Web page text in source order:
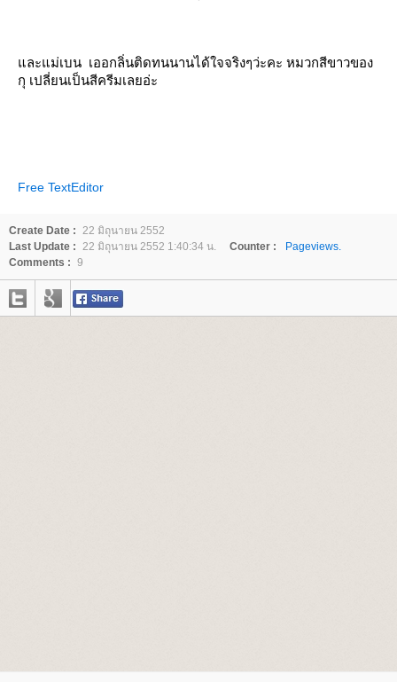
ละแม่เบน เออกลิ่นติดทนนานได้ใจจริงๆว่ะคะ หมวกสีขาวของ
กุ เปลี่ยนเป็นสีครีมเลยอ่ะ
Free TextEditor
Create Date : 22 มิถุนายน 2552
Last Update : 22 มิถุนายน 2552 1:40:34 น. Counter :
Pageviews.
Comments : 9